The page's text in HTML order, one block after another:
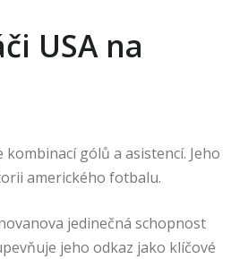
USA na
gólů a asistencí. Jeho
amerického fotbalu.
jedinečná schopnost
jeho odkaz jako klíčové